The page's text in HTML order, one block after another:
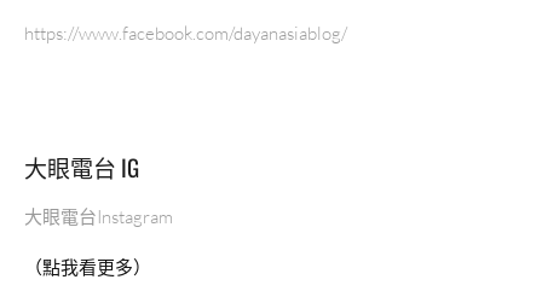
https://www.facebook.com/dayanasiablog/
大眼電台 IG
大眼電台Instagram
（點我看更多）